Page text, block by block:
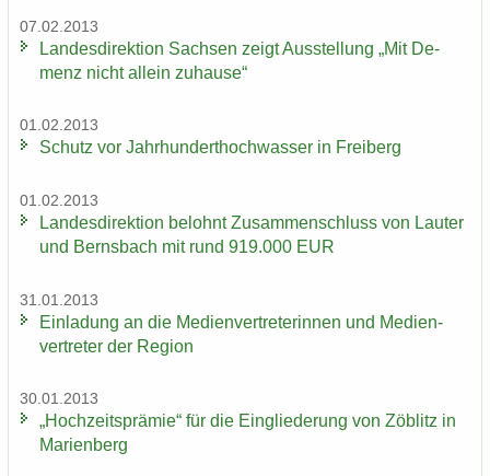
07.02.2013
Lan­des­di­rek­ti­on Sach­sen zeigt Aus­stel­lung „Mit De­
menz nicht al­lein zu­hau­se“
01.02.2013
Schutz vor Jahr­hun­dert­hoch­was­ser in Frei­berg
01.02.2013
Lan­des­di­rek­ti­on be­lohnt Zu­sam­men­schluss von Lau­ter
und Berns­bach mit rund 919.000 EUR
31.01.2013
Ein­la­dung an die Me­di­en­ver­tre­te­rin­nen und Me­di­en­
ver­tre­ter der Re­gi­on
30.01.2013
„Hoch­zeits­prä­mie“ für die Ein­glie­de­rung von Zö­blitz in
Ma­ri­en­berg